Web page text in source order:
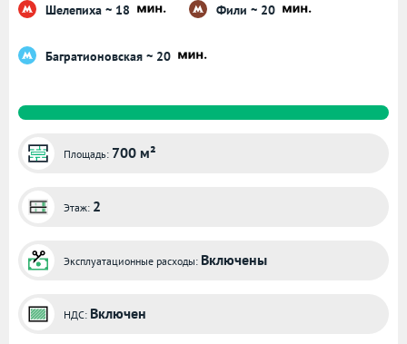
Шелепиха ~ 18
Фили ~ 20
Багратионовская ~ 20
Площадь: 700 м²
Этаж: 2
Эксплуатационные расходы: Включены
НДС: Включен